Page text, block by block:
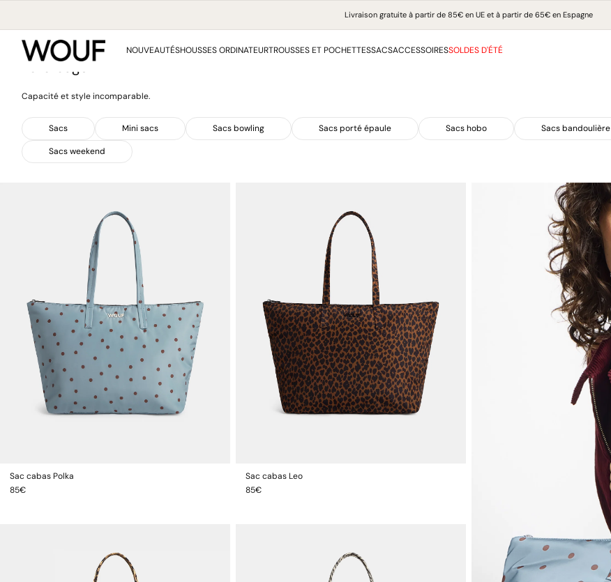
PASSER
CONTENU
Livraison gratuite à partir de 85€ en UE et à partir de 65€ en Espagne
NOUVEAUTÉSHOUSSES ORDINATEURTROUSSES ET POCHETTESSACSACCESSOIRESSOLDES D'ÉTÉ
Collection:
Home / Tote bags
Tote bags
Capacité et style incomparable.
Sacs Mini sacs Sacs bowling Sacs porté épaule Sacs hobo Sacs bandoulière
Sacs weekend
Sac cabas Polka
Prix
85€
Sac cabas Leo
Prix
85€